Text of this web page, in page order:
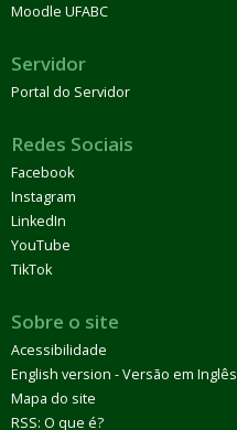
Moodle UFABC
Servidor
Portal do Servidor
Redes Sociais
Facebook
Instagram
LinkedIn
YouTube
TikTok
Sobre o site
Acessibilidade
English version - Versão em Inglês
Mapa do site
RSS: O que é?